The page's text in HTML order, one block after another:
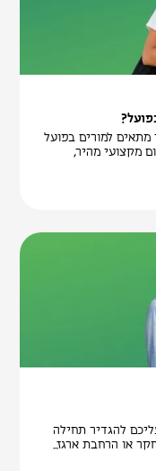
מתאים למורים בפועל
מקצועי מהיר,
להגדיר תחילה
או הרחבת ארגז...